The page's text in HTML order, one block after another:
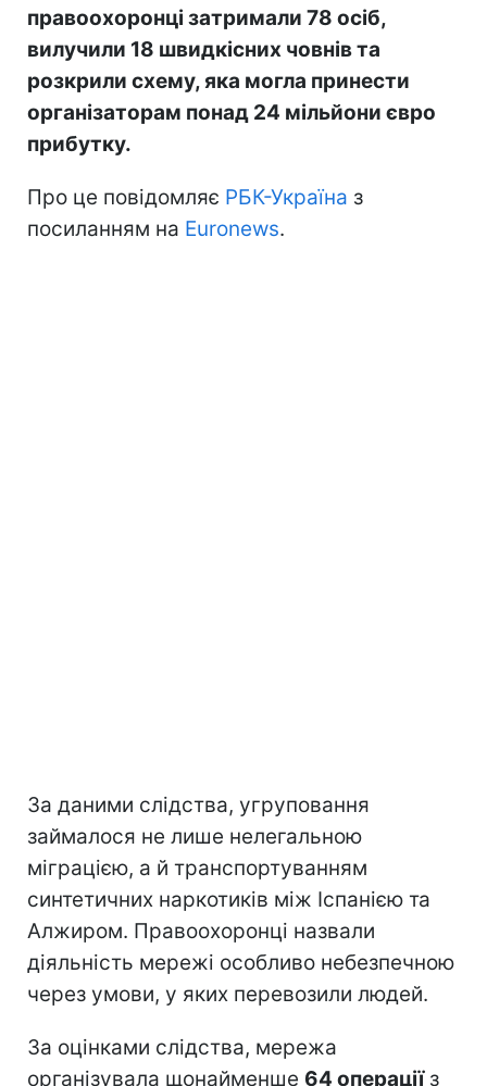
правоохоронці затримали 78 осіб,
вилучили 18 швидкісних човнів та
розкрили схему, яка могла принести
організаторам понад 24 мільйони євро
прибутку.
Про це повідомляє РБК-Україна з
посиланням на Euronews.
За даними слідства, угруповання
займалося не лише нелегальною
міграцією, а й транспортуванням
синтетичних наркотиків між Іспанією та
Алжиром. Правоохоронці назвали
діяльність мережі особливо небезпечною
через умови, у яких перевозили людей.
За оцінками слідства, мережа
організувала щонайменше 64 операціїз